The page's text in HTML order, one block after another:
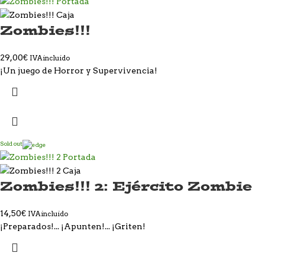
Zombies!!!
29,00€ IVA incluido
¡Un juego de Horror y Supervivencia!
Sold out
Zombies!!! 2: Ejército Zombie
14,50€ IVA incluido
¡Preparados!... ¡Apunten!... ¡Griten!